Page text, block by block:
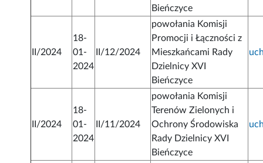
Bieńczyce
II/2024
18-
01-
2024
II/12/2024
powołania Komisji
Promocji i Łączności z
Mieszkańcami Rady
Dzielnicy XVI
Bieńczyce
II/2024
18-
01-
2024
II/11/2024
powołania Komisji
Terenów Zielonych i
Ochrony Środowiska
Rady Dzielnicy XVI
Bieńczyce